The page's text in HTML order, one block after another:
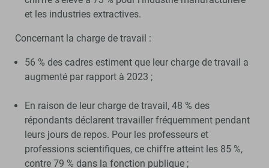
et les industries extractives.
Concernant la charge de travail :
56 % des cadres estiment que leur charge de travail a
augmenté par rapport à 2023 ;
En raison de leur charge de travail, 48 % des
répondants déclarent travailler fréquemment pendant
leurs jours de repos. Pour les professeurs et
professions scientifiques, ce chiffre atteint les 85 %,
contre 79 % dans la fonction publique ;